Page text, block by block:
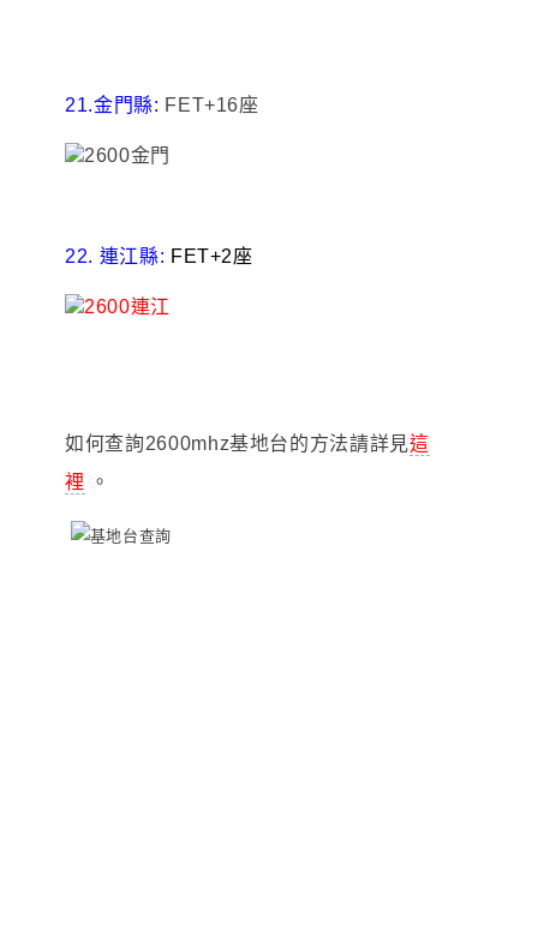
21.金門縣: FET+16座
22. 連江縣: FET+2座
如何查詢2600mhz基地台的方法請詳見這
裡
。